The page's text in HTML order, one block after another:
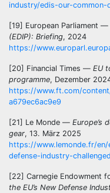
industry/edis-our-common-
[19] European Parliament —
(EDIP): Briefing, 2024
https://
[20] Financial Times — EU
programme, Dezember
https://www.ft.com/
a679ec6ac9e9
[21] Le Monde — Europe’s
gear, 13. März 2025
https://www.lemonde.fr/
defense-industry-
[22] Carnegie Endowment
the EU’s New Defense